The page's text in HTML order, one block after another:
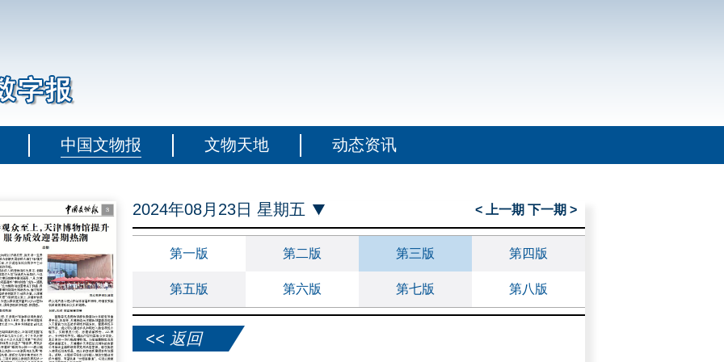
中国文物报 文物天地 动态资讯
2024年08月23日 星期五 < 上一期 下一期 >
第一版 第二版 第三版 第四版
第五版 第六版 第七版 第八版
<< 返回